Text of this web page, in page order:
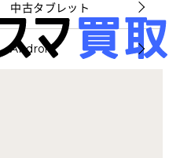
中古タブレット
Android